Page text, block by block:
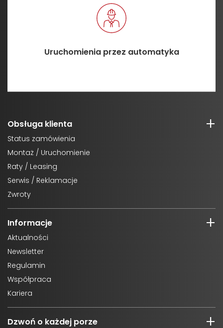
Uruchomienia przez automatyka
Obsługa klienta
Status zamówienia
Montaż / Uruchomienie
Raty / Leasing
Serwis / Reklamacje
Zwroty
Informacje
Aktualności
Newsletter
Regulamin
Współpraca
Kariera
Dzwoń o każdej porze